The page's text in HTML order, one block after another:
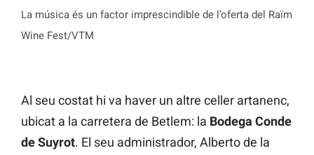
La música és un factor imprescindible de l’oferta del Raïm
Wine Fest/VTM
Al seu costat hi va haver un altre celler artanenc,
ubicat a la carretera de Betlem: la Bodega Conde
de Suyrot. El seu administrador, Alberto de la